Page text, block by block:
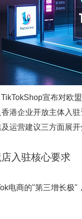
宣布对欧盟
港企业开放主体入
运营建议三方面展开
入驻核心要求
商的"第三增长极"